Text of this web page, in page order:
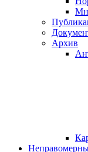
Архив